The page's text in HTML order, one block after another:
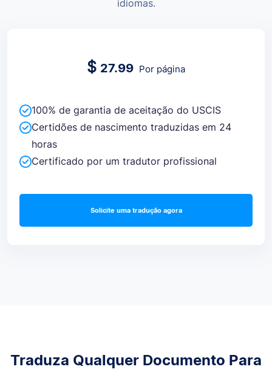
idiomas.
$ 27.99 Por página
100% de garantia de aceitação do USCIS
Certidões de nascimento traduzidas em 24
horas
Certificado por um tradutor profissional
Solicite uma tradução agora
Traduza Qualquer Documento Para